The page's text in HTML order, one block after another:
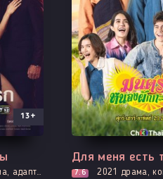
13+
романтика
Все серии
Для меня есть
7.6 2021 драма, комедия,